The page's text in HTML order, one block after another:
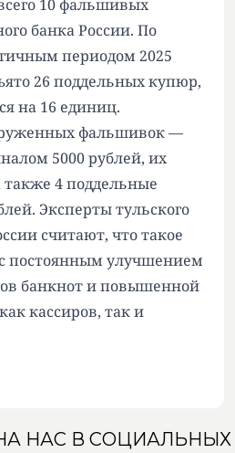
10 фальшивых
банка России. По
периодом 2025
26 поддельных купюр,
на 16 единиц.
фальшивок —
5000 рублей, их
также 4 поддельные
Эксперты тульского
считают, что такое
постоянным улучшением
банкнот и повышенной
кассиров, так и
НАС В СОЦИАЛЬНЫХ